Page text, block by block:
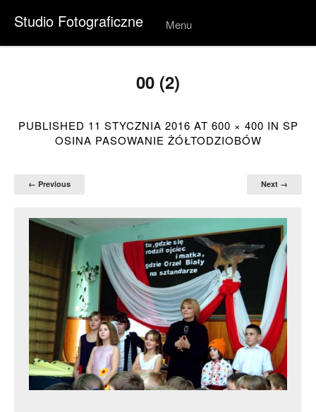
Studio Fotograficzne Menu
Skip to
00 (2)
PUBLISHED 11 STYCZNIA 2016 AT 600 × 400 IN SP
OSINA PASOWANIE ŻÓŁTODZIOBÓW
← Previous Next →